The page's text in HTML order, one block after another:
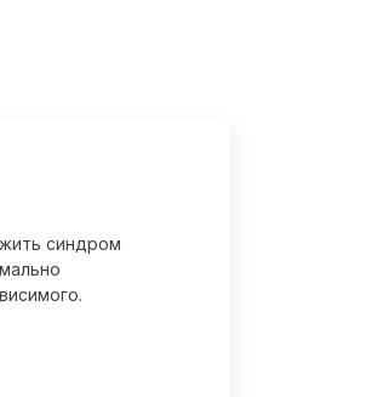
синдром